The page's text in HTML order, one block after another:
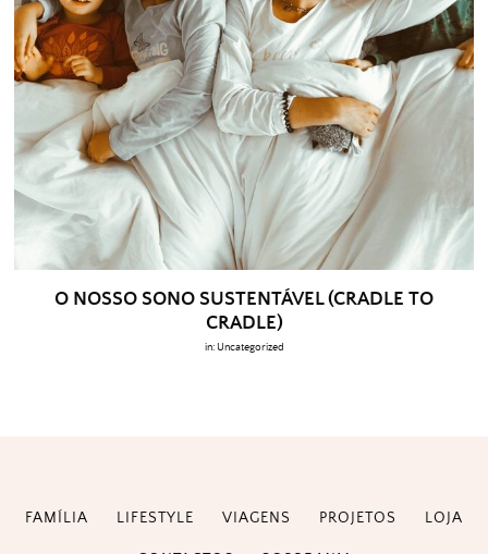
O NOSSO SONO SUSTENTÁVEL (CRADLE TO
CRADLE)
in: Uncategorized
FAMÍLIA LIFESTYLE VIAGENS PROJETOS LOJA